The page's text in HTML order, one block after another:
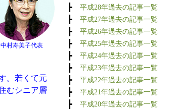
中村寿美子代表
。若くて元
むシニア層
┣ 平成28年過去の記事一覧
┣ 平成27年過去の記事一覧
┣ 平成26年過去の記事一覧
┣ 平成25年過去の記事一覧
┣ 平成24年過去の記事一覧
┣ 平成23年過去の記事一覧
┣ 平成22年過去の記事一覧
┣ 平成21年過去の記事一覧
┣ 平成20年過去の記事一覧